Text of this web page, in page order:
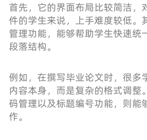
首先，它的界面布局比较简洁，
件的学生来说，上手难度较低。
管理功能，能够帮助学生快速统
段落结构。
例如，在撰写毕业论文时，很多
内容本身，而是复杂的格式调整
码管理以及标题编号功能，则能
作。